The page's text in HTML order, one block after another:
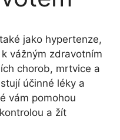
jako hypertenze,
vážným zdravotním
chorob, mrtvice a
účinné léky a
vám pomohou
a žít